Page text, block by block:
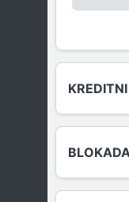
BLOKADA